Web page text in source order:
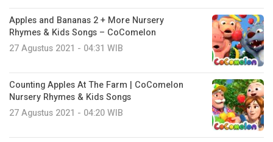
Apples and Bananas 2 + More Nursery
Rhymes & Kids Songs – CoComelon
27 Agustus 2021 - 04:31 WIB
Counting Apples At The Farm | CoComelon
Nursery Rhymes & Kids Songs
27 Agustus 2021 - 04:20 WIB